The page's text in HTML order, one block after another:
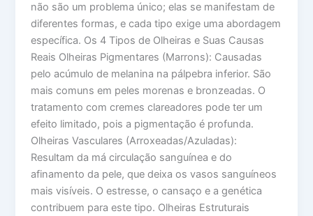
não são um problema único; elas se manifestam de
diferentes formas, e cada tipo exige uma abordagem
específica. Os 4 Tipos de Olheiras e Suas Causas
Reais Olheiras Pigmentares (Marrons): Causadas
pelo acúmulo de melanina na pálpebra inferior. São
mais comuns em peles morenas e bronzeadas. O
tratamento com cremes clareadores pode ter um
efeito limitado, pois a pigmentação é profunda.
Olheiras Vasculares (Arroxeadas/Azuladas):
Resultam da má circulação sanguínea e do
afinamento da pele, que deixa os vasos sanguíneos
mais visíveis. O estresse, o cansaço e a genética
contribuem para este tipo. Olheiras Estruturais